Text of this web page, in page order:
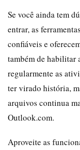
Se você ainda tem
entrar, as
confiáveis e
também de habilitar
regularmente as
ter virado história,
arquivos continua
Outlook.com.
Aproveite as